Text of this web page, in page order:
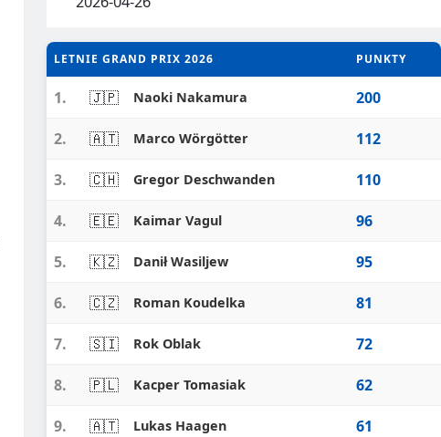
LETNIE GRAND PRIX 2026 PUNKTY
1. 🇯🇵 Naoki Nakamura 200
2. 🇦🇹 Marco Wörgötter 112
3. 🇨🇭 Gregor Deschwanden 110
4. 🇪🇪 Kaimar Vagul 96
5. 🇰🇿 Danił Wasiljew 95
6. 🇨🇿 Roman Koudelka 81
7. 🇸🇮 Rok Oblak 72
8. 🇵🇱 Kacper Tomasiak 62
9. 🇦🇹 Lukas Haagen 61